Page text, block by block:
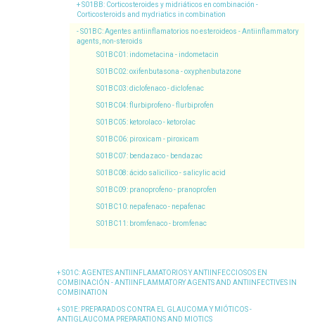
S01BB: Corticosteroides y midriáticos en combinación -
Corticosteroids and mydriatics in combination
S01BC: Agentes antiinflamatorios no esteroideos - Antiinflammatory
agents, non-steroids
S01BC01 : indometacina - indometacin
S01BC02: oxifenbutasona - oxyphenbutazone
S01BC03: diclofenaco - diclofenac
S01BC04: flurbiprofeno - flurbiprofen
S01BC05: ketorolaco - ketorolac
S01BC06: piroxicam - piroxicam
S01BC07: bendazaco - bendazac
S01BC08: ácido salicílico - salicylic acid
S01BC09: pranoprofeno - pranoprofen
S01BC10: nepafenaco - nepafenac
S01BC11 : bromfenaco - bromfenac
S01C: AGENTES ANTIINFLAMATORIOS Y ANTIINFECCIOSOS EN
COMBINACIÓN - ANTIINFLAMMATORY AGENTS AND ANTIINFECTIVES IN
COMBINATION
S01E: PREPARADOS CONTRA EL GLAUCOMA Y MIÓTICOS -
ANTIGLAUCOMA PREPARATIONS AND MIOTICS